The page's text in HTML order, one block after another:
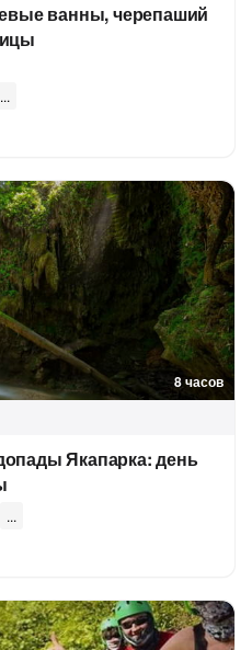
ванны, черепаший
8 часов
Якапарка: день